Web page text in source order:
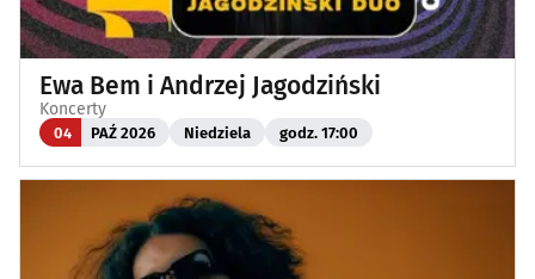
Ewa Bem i Andrzej Jagodziński
Koncerty
04 PAŹ 2026 Niedziela godz. 17:00